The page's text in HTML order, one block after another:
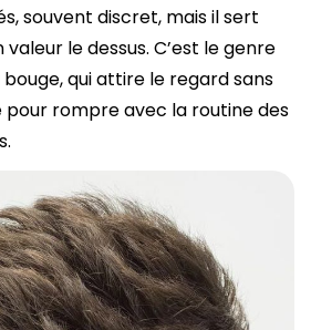
souvent discret, mais il sert
le dessus. C’est le genre
qui attire le regard sans
pour rompre avec la routine des